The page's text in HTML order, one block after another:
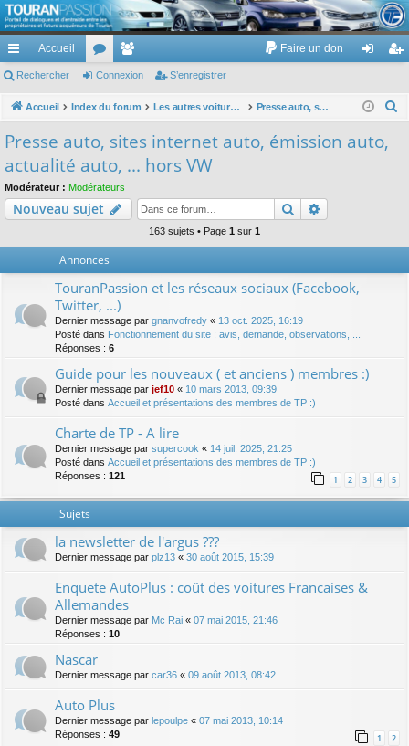
TouranPassion
Le forum des propriétaires ou futurs acquéreurs du Volkswagen Touran
cc
ès
de
Accueil
or
u
e
m
Faire un don
ne nr
Rechercher Connexion S’enregistrer
Accueil Index du forum Les autres voitures et ce qui touche à la voiture Presse auto, sites internet auto, émission auto, actualité auto, ... hors VW
h
Presse auto, sites internet auto, émission auto,
actualité auto, ... hors VW
Modérateur : Modérateurs
Nouveau sujet Rechercher
163 sujets • Page 1 sur 1
Annonces
TouranPassion et les réseaux sociaux (Facebook,
Twitter, ...)
Dernier message par gnanvofredy « 13 oct. 2025, 16:19
Posté dans Fonctionnement du site : avis, demande, observations, ...
Réponses : 6
Guide pour les nouveaux ( et anciens ) membres :)
Dernier message par jef10 « 10 mars 2013, 09:39
Posté dans Accueil et présentations des membres de TP :)
Charte de TP - A lire
Dernier message par supercook « 14 juil. 2025, 21:25
Posté dans Accueil et présentations des membres de TP :)
Réponses : 121 1 2 3 4 5
Sujets
la newsletter de l'argus ???
Dernier message par plz13 « 30 août 2015, 15:39
Enquete AutoPlus : coût des voitures Francaises &
Allemandes
Dernier message par Mc Rai « 07 mai 2015, 21:46
Réponses : 10
Nascar
Dernier message par car36 « 09 août 2013, 08:42
Auto Plus
Dernier message par lepoulpe « 07 mai 2013, 10:14
Réponses : 49 1 2